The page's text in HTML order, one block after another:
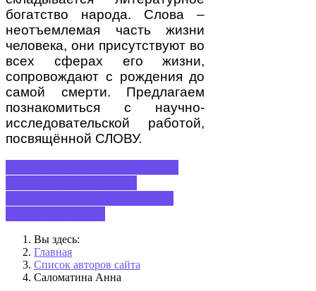
богатство народа. Слова –
неотъемлемая часть жизни
человека, они присутствуют во
всех сферах его жизни,
сопровождают с рождения до
самой смерти. Предлагаем
познакомиться с научно-
исследовательской работой,
посвящённой СЛОВУ.
Вы здесь:
Главная
Список авторов сайта
Саломатина Анна